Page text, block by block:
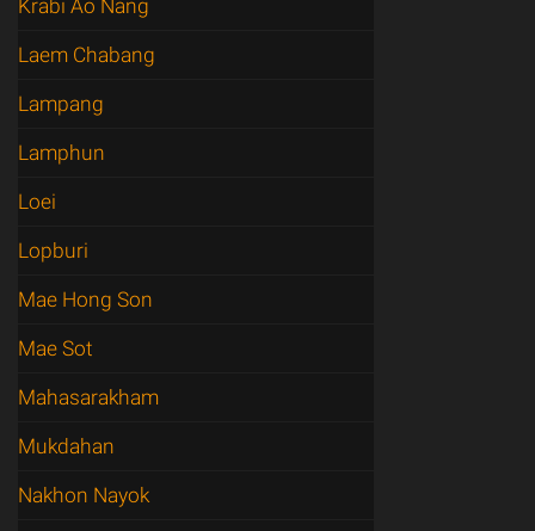
Krabi Ao Nang
Laem Chabang
Lampang
Lamphun
Loei
Lopburi
Mae Hong Son
Mae Sot
Mahasarakham
Mukdahan
Nakhon Nayok